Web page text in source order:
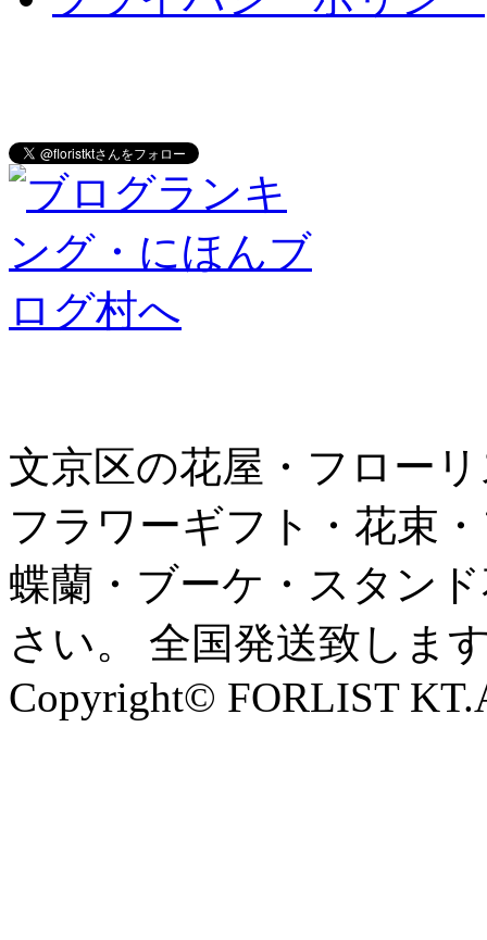
文京区の花屋・フロー
フラワーギフト・花束
蝶蘭・ブーケ・スタン
さい。 全国発送致しま
Copyright© FORLIST